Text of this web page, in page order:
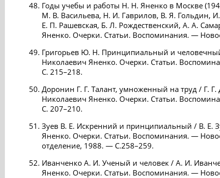
Годы учебы и работы Н. Н. Яненко в Москве
М. В. Васильева, Н. И. Гаврилов, В. Я. Гольдин,
Е. П. Рашевская, Б. Л. Рождественский, А. А.
Яненко. Очерки. Статьи. Воспоминания. —
Григорьев Ю. Н. Принципиальный и
Николаевич Яненко. Очерки. Статьи.
С. 215–218.
Доронин Г. Г. Талант, умноженный на труд / Г.
Николаевич Яненко. Очерки. Статьи.
С. 207–210.
Зуев В. Е. Искренний и принципиальный / В. Е.
Яненко. Очерки. Статьи. Воспоминания. —
отделение, 1988. — С.258–259.
Иванченко А. И. Ученый и человек / А. И.
Яненко. Очерки. Статьи. Воспоминания. —